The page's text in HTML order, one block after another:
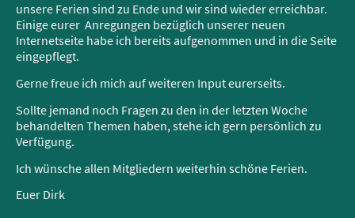
unsere Ferien sind zu Ende und wir sind wieder erreichbar.
Einige eurer Anregungen bezüglich unserer neuen
Internetseite habe ich bereits aufgenommen und in die Seite
eingepflegt.
Gerne freue ich mich auf weiteren Input eurerseits.
Sollte jemand noch Fragen zu den in der letzten Woche
behandelten Themen haben, stehe ich gern persönlich zu
Verfügung.
Ich wünsche allen Mitgliedern weiterhin schöne Ferien.
Euer Dirk